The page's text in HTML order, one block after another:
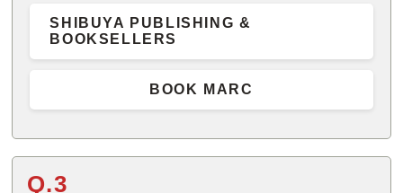
SHIBUYA PUBLISHING &
BOOKSELLERS
BOOK MARC
Q.3